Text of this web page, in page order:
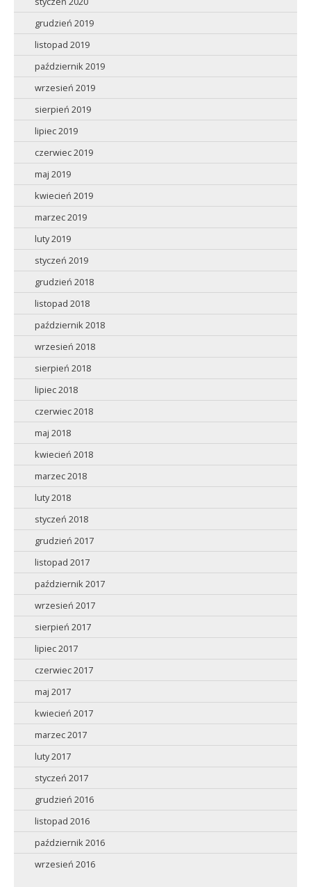
grudzień 2019
listopad 2019
październik 2019
wrzesień 2019
sierpień 2019
lipiec 2019
czerwiec 2019
maj 2019
kwiecień 2019
marzec 2019
luty 2019
styczeń 2019
grudzień 2018
listopad 2018
październik 2018
wrzesień 2018
sierpień 2018
lipiec 2018
czerwiec 2018
maj 2018
kwiecień 2018
marzec 2018
luty 2018
styczeń 2018
grudzień 2017
listopad 2017
październik 2017
wrzesień 2017
sierpień 2017
lipiec 2017
czerwiec 2017
maj 2017
kwiecień 2017
marzec 2017
luty 2017
styczeń 2017
grudzień 2016
listopad 2016
październik 2016
wrzesień 2016